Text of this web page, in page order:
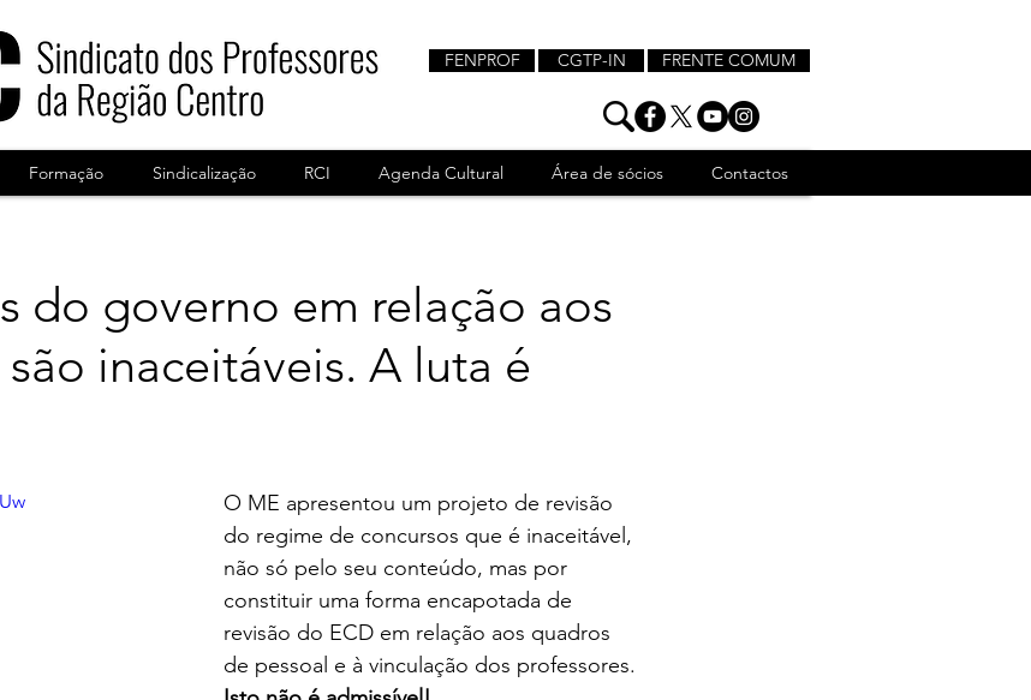
FENPROF CGTP-IN FRENTE COMUM
Formação Sindicalização RCI Agenda Cultural Área de sócios Contactos
do governo em relação aos
inaceitáveis. A luta é
O ME apresentou um projeto de revisão
do regime de concursos que é inaceitável,
não só pelo seu conteúdo, mas por
constituir uma forma encapotada de
revisão do ECD em relação aos quadros
de pessoal e à vinculação dos professores.